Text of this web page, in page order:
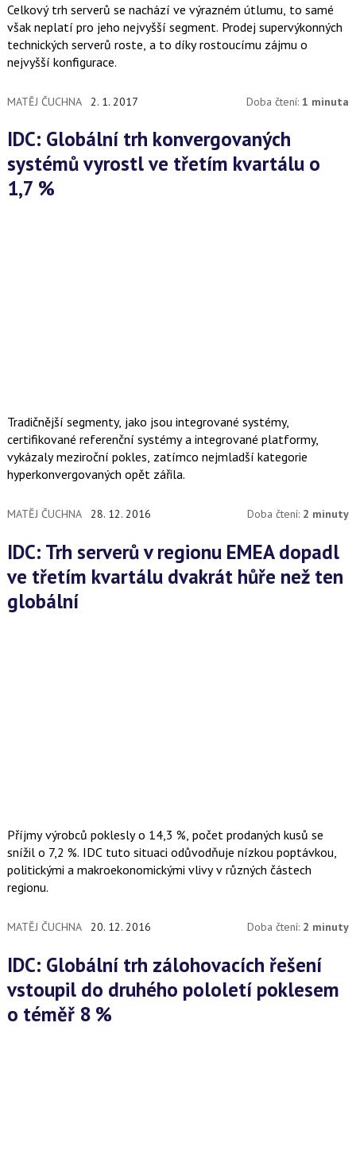
Celkový trh serverů se nachází ve výrazném útlumu, to samé
však neplatí pro jeho nejvyšší segment. Prodej supervýkonných
technických serverů roste, a to díky rostoucímu zájmu o
nejvyšší konfigurace.
MATĚJ ČUCHNA 2. 1. 2017 Doba čtení:1 minuta
IDC: Globální trh konvergovaných
systémů vyrostl ve třetím kvartálu o
1,7 %
Tradičnější segmenty, jako jsou integrované systémy,
certifikované referenční systémy a integrované platformy,
vykázaly meziroční pokles, zatímco nejmladší kategorie
hyperkonvergovaných opět zářila.
MATĚJ ČUCHNA 28. 12. 2016 Doba čtení: 2 minuty
IDC: Trh serverů v regionu EMEA dopadl
ve třetím kvartálu dvakrát hůře než ten
globální
Příjmy výrobců poklesly o 14,3 %, počet prodaných kusů se
snížil o 7,2 %. IDC tuto situaci odůvodňuje nízkou poptávkou,
politickými a makroekonomickými vlivy v různých částech
regionu.
MATĚJ ČUCHNA 20. 12. 2016 Doba čtení: 2 minuty
IDC: Globální trh zálohovacích řešení
vstoupil do druhého pololetí poklesem
o téměř 8 %